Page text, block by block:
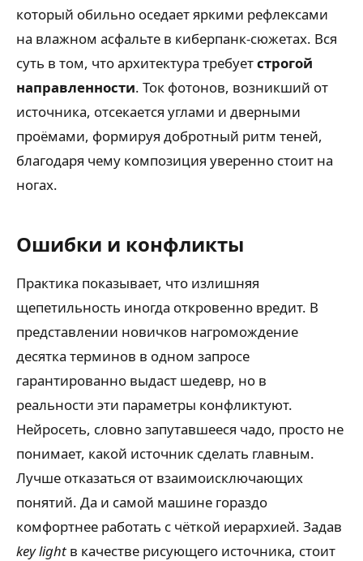
который обильно оседает яркими рефлексами
на влажном асфальте в киберпанк-сюжетах. Вся
суть в том, что архитектура требуетстрогой
направленности. Ток фотонов, возникший от
источника, отсекается углами и дверными
проёмами, формируя добротный ритм теней,
благодаря чему композиция уверенно стоит на
ногах.
Ошибки и конфликты
Практика показывает, что излишняя
щепетильность иногда откровенно вредит. В
представлении новичков нагромождение
десятка терминов в одном запросе
гарантированно выдаст шедевр, но в
реальности эти параметры конфликтуют.
Нейросеть, словно запутавшееся чадо, просто не
понимает, какой источник сделать главным.
Лучше отказаться от взаимоисключающих
понятий. Да и самой машине гораздо
комфортнее работать с чёткой иерархией. Задав
key light в качестве рисующего источника, стоит